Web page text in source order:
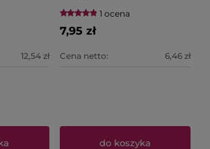
12,54 zł
1 ocena
7,95 zł
Cena netto: 6,46 zł
do koszyka